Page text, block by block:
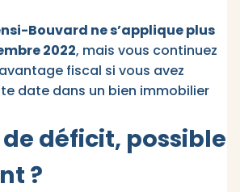
Bouvard ne s’applique plus
2022, mais vous continuez
fiscal si vous avez
date dans un bien immobilier
déficit, possible
?